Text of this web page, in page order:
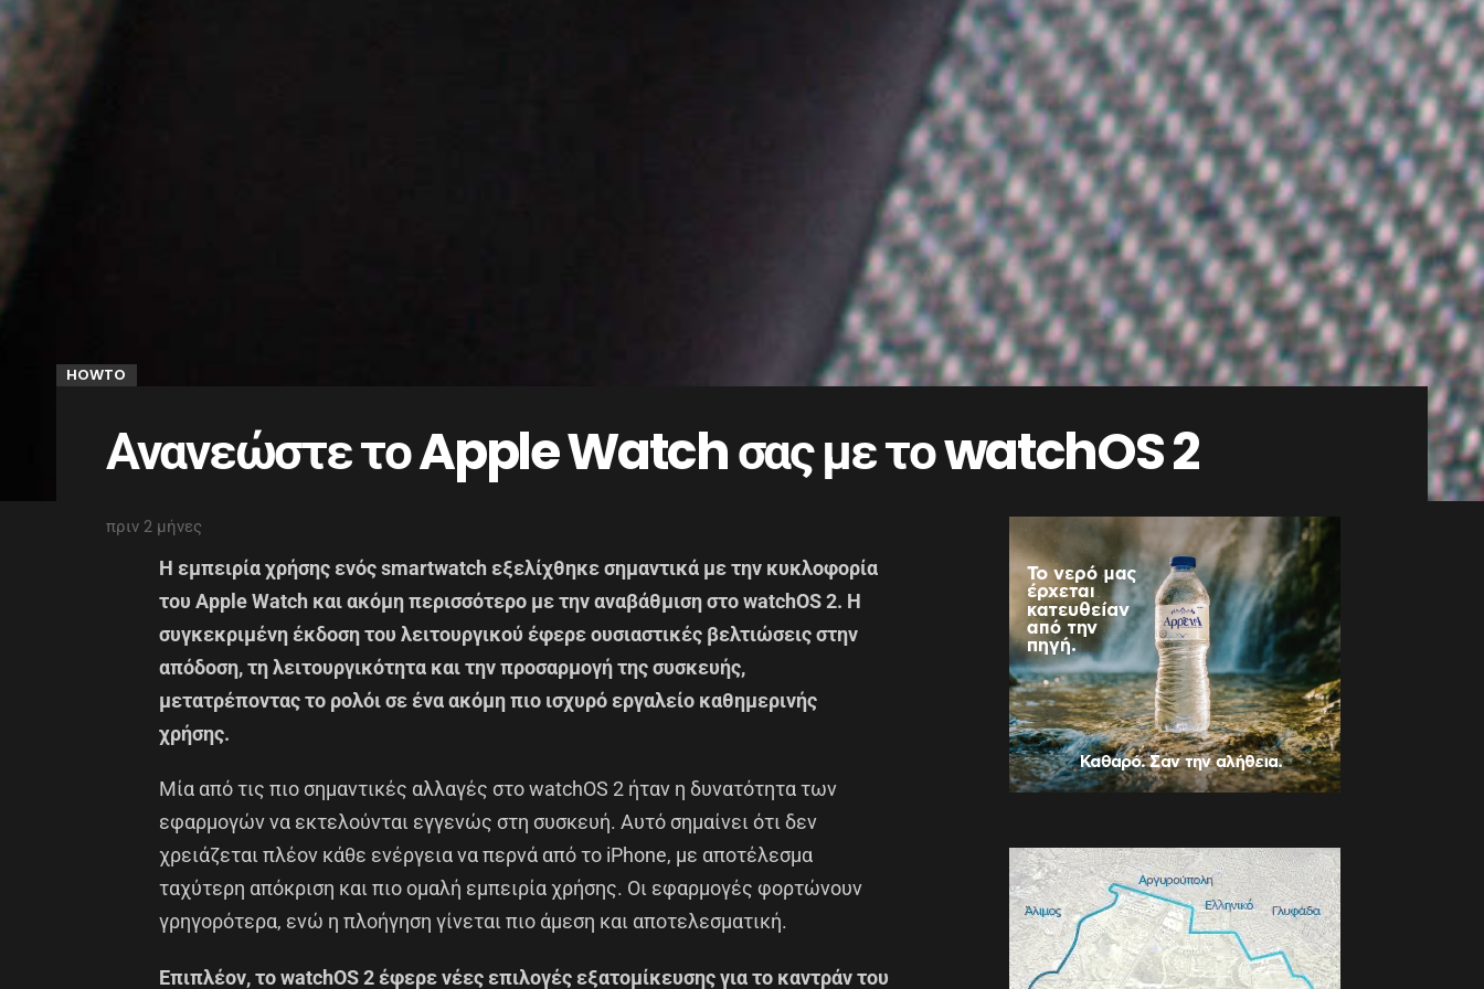
HOWTO
Ανανεώστε το Apple Watch σας με το watchOS 2
πριν 2 μήνες
Η εμπειρία χρήσης ενός smartwatch εξελίχθηκε σημαντικά με την κυκλοφορία
του Apple Watch και ακόμη περισσότερο με την αναβάθμιση στο watchOS 2. Η
συγκεκριμένη έκδοση του λειτουργικού έφερε ουσιαστικές βελτιώσεις στην
απόδοση, τη λειτουργικότητα και την προσαρμογή της συσκευής,
μετατρέποντας το ρολόι σε ένα ακόμη πιο ισχυρό εργαλείο καθημερινής
χρήσης.
Μία από τις πιο σημαντικές αλλαγές στο watchOS 2 ήταν η δυνατότητα των
εφαρμογών να εκτελούνται εγγενώς στη συσκευή. Αυτό σημαίνει ότι δεν
χρειάζεται πλέον κάθε ενέργεια να περνά από το iPhone, με αποτέλεσμα
ταχύτερη απόκριση και πιο ομαλή εμπειρία χρήσης. Οι εφαρμογές φορτώνουν
γρηγορότερα, ενώ η πλοήγηση γίνεται πιο άμεση και αποτελεσματική.
Επιπλέον, το watchOS 2 έφερε νέες επιλογές εξατομίκευσης για το καντράν του